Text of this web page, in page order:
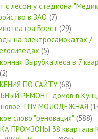
с лесом у стадиона
в ЗАО (7)
Брест (29)
на электросамокатах /
(5)
Вырубка леса в 7
(2)
ПО САЙТУ(68)
РЕМОНТ домов в
ТПУ МОЛОДЕЖНАЯ
слово "реновация" (588)
ПРОМЗОНЫ 38 квартала